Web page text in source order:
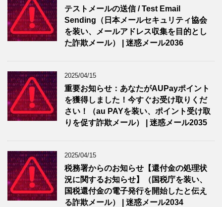
テストメールの送信 / Test Email
Sending（日本メールセキュリティ協会
を装い、メールアドレス収集を目的とし
た詐欺メール） | 迷惑メール2036
2025/04/15
重要お知らせ：あなたがAUPayポイント
を獲得しました！今すぐお受け取りくだ
さい！（au PAYを装い、ポイント受け取
りを促す詐欺メール） | 迷惑メール2035
2025/04/15
税務署からのお知らせ【還付金の処理状
況に関するお知らせ】（国税庁を装い、
国税還付金の電子発行を開始したと伝え
る詐欺メール） | 迷惑メール2034